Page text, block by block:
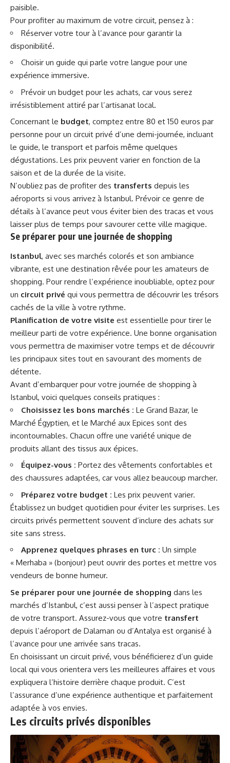
paisible.
Pour profiter au maximum de votre circuit, pensez à :
Réserver votre tour à l’avance pour garantir la
disponibilité.
Choisir un guide qui parle votre langue pour une
expérience immersive.
Prévoir un budget pour les achats, car vous serez
irrésistiblement attiré par l’artisanat local.
Concernant le budget, comptez entre 80 et 150 euros par
personne pour un circuit privé d’une demi-journée, incluant
le guide, le transport et parfois même quelques
dégustations. Les prix peuvent varier en fonction de la
saison et de la durée de la visite.
N’oubliez pas de profiter des transferts depuis les
aéroports si vous arrivez à Istanbul. Prévoir ce genre de
détails à l’avance peut vous éviter bien des tracas et vous
laisser plus de temps pour savourer cette ville magique.
Se préparer pour une journée de shopping
Istanbul, avec ses marchés colorés et son ambiance
vibrante, est une destination rêvée pour les amateurs de
shopping. Pour rendre l’expérience inoubliable, optez pour
un circuit privé qui vous permettra de découvrir les trésors
cachés de la ville à votre rythme.
Planification de votre visite est essentielle pour tirer le
meilleur parti de votre expérience. Une bonne organisation
vous permettra de maximiser votre temps et de découvrir
les principaux sites tout en savourant des moments de
détente.
Avant d’embarquer pour votre journée de shopping à
Istanbul, voici quelques conseils pratiques :
Choisissez les bons marchés : Le Grand Bazar, le
Marché Égyptien, et le Marché aux Epices sont des
incontournables. Chacun offre une variété unique de
produits allant des tissus aux épices.
Équipez-vous : Portez des vêtements confortables et
des chaussures adaptées, car vous allez beaucoup marcher.
Préparez votre budget : Les prix peuvent varier.
Établissez un budget quotidien pour éviter les surprises. Les
circuits privés permettent souvent d’inclure des achats sur
site sans stress.
Apprenez quelques phrases en turc : Un simple
« Merhaba » (bonjour) peut ouvrir des portes et mettre vos
vendeurs de bonne humeur.
Se préparer pour une journée de shopping dans les
marchés d’Istanbul, c’est aussi penser à l’aspect pratique
de votre transport. Assurez-vous que votre transfert
depuis l’aéroport de Dalaman ou d’Antalya est organisé à
l’avance pour une arrivée sans tracas.
En choisissant un circuit privé, vous bénéficierez d’un guide
local qui vous orientera vers les meilleures affaires et vous
expliquera l’histoire derrière chaque produit. C’est
l’assurance d’une expérience authentique et parfaitement
adaptée à vos envies.
Les circuits privés disponibles